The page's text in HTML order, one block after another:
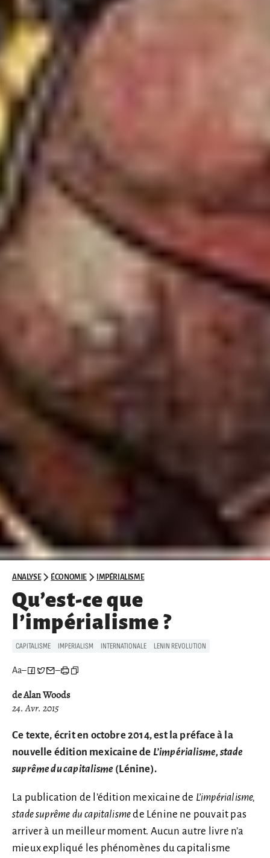
ANALYSE ÉCONOMIE IMPÉRIALISME
Qu’est-ce que
l’impérialisme ?
CAPITALISME IMPERIALISM INTERNATIONALE LENIN REVOLUTION
Aa– –
de Alan Woods
24. Avr. 2015
Ce texte, écrit en octobre 2014, est la préface à la
nouvelle édition mexicaine de L’impérialisme, stade
suprême du capitalisme (Lénine).
La publication de l’édition mexicaine de L’impérialisme,
stade suprême du capitalismede Lénine ne pouvait pas
arriver à un meilleur moment. Aucun autre livre n’a
mieux expliqué les phénomènes du capitalisme